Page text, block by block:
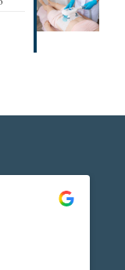
Gherbaz, per la